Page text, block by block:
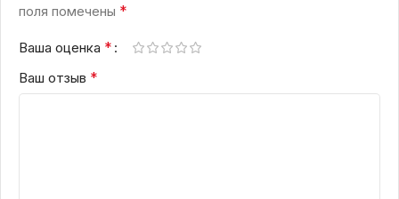
поля помечены *
Ваша оценка *
Ваш отзыв *